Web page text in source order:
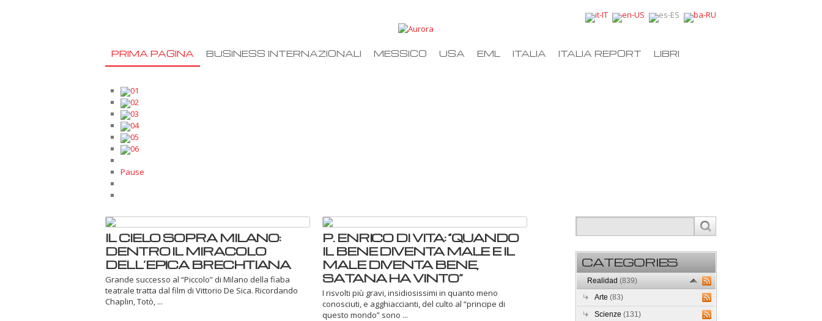
PRIMA PAGINA BUSINESS INTERNAZIONALI MESSICO USA EML ITALIA ITALIA REPORT LIBRI
01
02
03
04
05
06
Pause
IL CIELO SOPRA MILANO:
DENTRO IL MIRACOLO
DELL’EPICA BRECHTIANA
Grande successo al “Piccolo” di Milano della fiaba
teatrale tratta dal film di Vittorio De Sica. Ricordando
Chaplin, Totò, ...
P. ENRICO DI VITA: “QUANDO
IL BENE DIVENTA MALE E IL
MALE DIVENTA BENE,
SATANA HA VINTO”
I risvolti più gravi, insidiosissimi in quanto meno
conosciuti, e agghiaccianti, del culto al “principe di
questo mondo” sono ...
CATEGORIES
Realidad(839)
Arte(83)
Scienze(131)